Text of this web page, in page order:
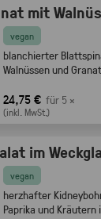
vegan
blanchierter
Walnüssen und
24,75 € für 5 ×
(inkl. MwSt.)
im
vegan
herzhafter
Paprika und Kräutern